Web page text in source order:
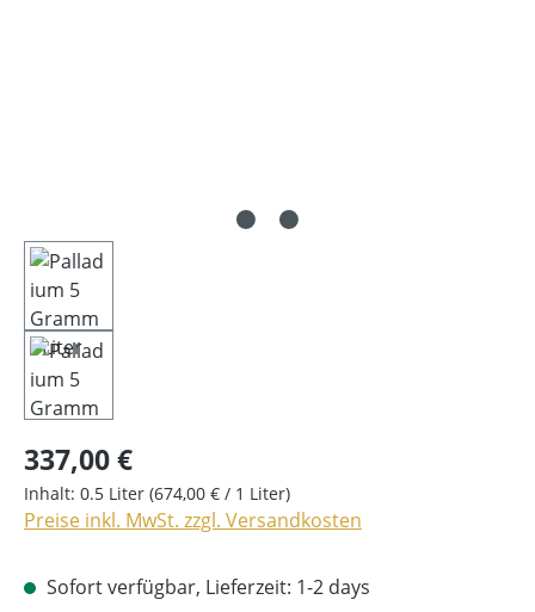
337,00 €
Inhalt: 0.5 Liter (674,00 € / 1 Liter)
Preise inkl. MwSt. zzgl. Versandkosten
Sofort verfügbar, Lieferzeit: 1-2 days